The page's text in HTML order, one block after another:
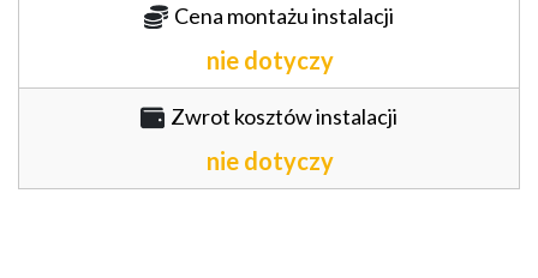
Cena montażu instalacji
nie dotyczy
Zwrot kosztów instalacji
nie dotyczy